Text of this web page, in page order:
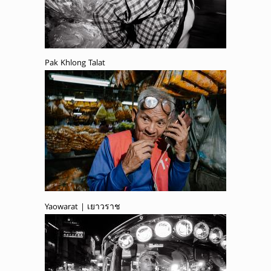
Pak Khlong Talat
Yaowarat | เยาวราช